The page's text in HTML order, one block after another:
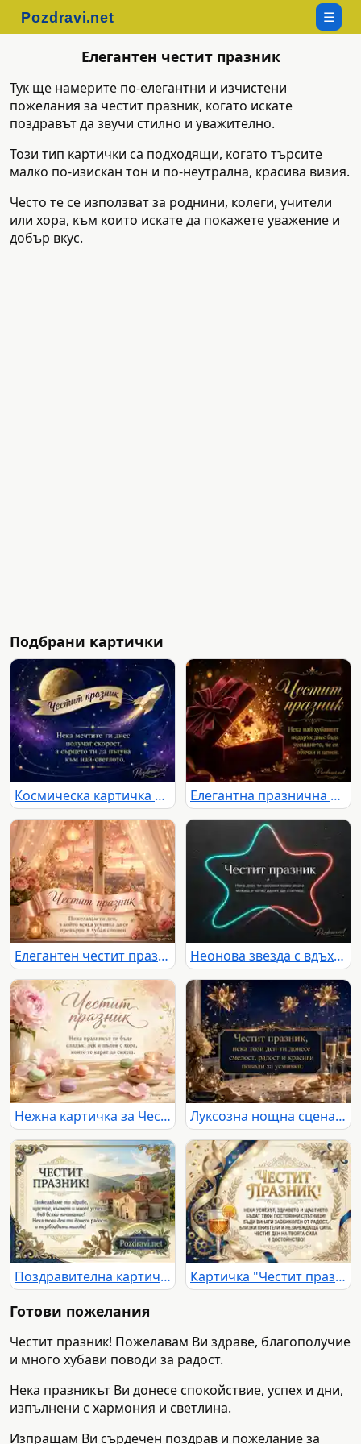
☰
Елегантен честит празник
Тук ще намерите по-елегантни и изчистени
пожелания за честит празник, когато искате
поздравът да звучи стилно и уважително.
Този тип картички са подходящи, когато търсите
малко по-изискан тон и по-неутрална, красива визия.
Често те се използват за роднини, колеги, учители
или хора, към които искате да покажете уважение и
добър вкус.
Подбрани картички
Космическа картичка с ракета, луна и празничен текст за мечти към светлото Елегантна празнична картичка с бордо подарък, златна светлина и послание за обич и ценност
Елегантен честит празник с рози, фенери и нежно пожелание край прозорец Неонова звезда с вдъхновяващ надпис за честит празник
Нежна картичка за Честит празник с божури, макарони и свещи Луксозна нощна сцена с фойерверки, шампанско и празничен надпис
Поздравителна картичка "Честит празник" с български манастир и пожелания. Картичка "Честит празник" със златни орнаменти, сини панделки и пожелание за успех и сила.
Готови пожелания
Честит празник! Пожелавам Ви здраве, благополучие
и много хубави поводи за радост.
Нека празникът Ви донесе спокойствие, успех и дни,
изпълнени с хармония и светлина.
Изпращам Ви сърдечен поздрав и пожелание за